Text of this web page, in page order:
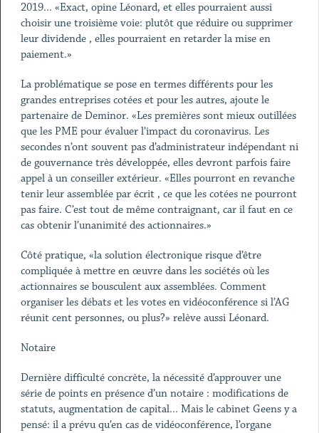
2019... «Exact, opine Léonard, et elles pourraient aussi
choisir une troisième voie: plutôt que réduire ou supprimer
leur dividende , elles pourraient en retarder la mise en
paiement.»
La problématique se pose en termes différents pour les
grandes entreprises cotées et pour les autres, ajoute le
partenaire de Deminor. «Les premières sont mieux outillées
que les PME pour évaluer l’impact du coronavirus. Les
secondes n’ont souvent pas d’administrateur indépendant ni
de gouvernance très développée, elles devront parfois faire
appel à un conseiller extérieur. «Elles pourront en revanche
tenir leur assemblée par écrit , ce que les cotées ne pourront
pas faire. C’est tout de même contraignant, car il faut en ce
cas obtenir l’unanimité des actionnaires.»
Côté pratique, «la solution électronique risque d’être
compliquée à mettre en œuvre dans les sociétés où les
actionnaires se bousculent aux assemblées. Comment
organiser les débats et les votes en vidéoconférence si l’AG
réunit cent personnes, ou plus?» relève aussi Léonard.
Notaire
Dernière difficulté concrète, la nécessité d’approuver une
série de points en présence d’un notaire : modifications de
statuts, augmentation de capital... Mais le cabinet Geens y a
pensé: il a prévu qu’en cas de vidéoconférence, l’organe